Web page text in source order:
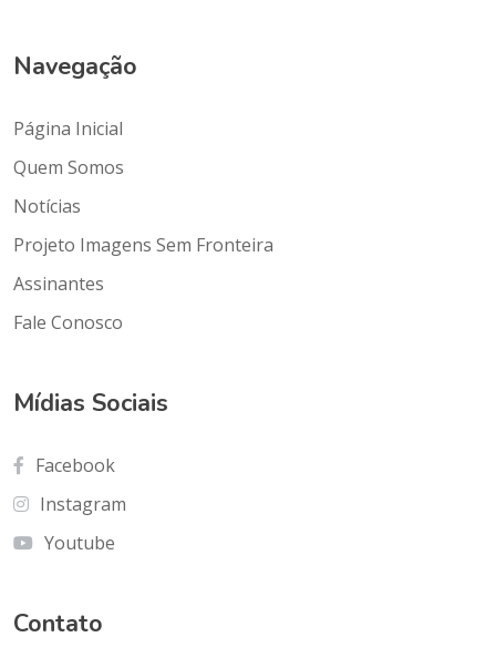
Navegação
Página Inicial
Quem Somos
Notícias
Projeto Imagens Sem Fronteira
Assinantes
Fale Conosco
Mídias Sociais
Facebook
Instagram
Youtube
Contato